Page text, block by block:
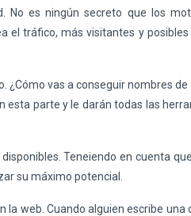
No es ningún secreto que los
el tráfico, más visitantes y posibles
¿Cómo vas a conseguir nombres de
esta parte y le darán todas las
Teneiendo en cuenta
su máximo potencial.
la web. Cuando alguien escribe una